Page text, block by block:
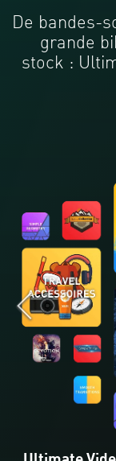
De bandes-
grande
stock :